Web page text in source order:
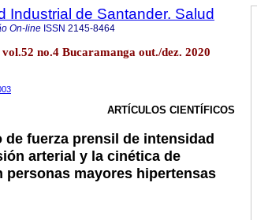
Industrial de Santander. Salud
On-line ISSN 2145-8464
no.4 Bucaramanga out./dez. 2020
ARTÍCULOS CIENTÍFICOS
fuerza prensil de intensidad
arterial y la cinética de
mayores hipertensas